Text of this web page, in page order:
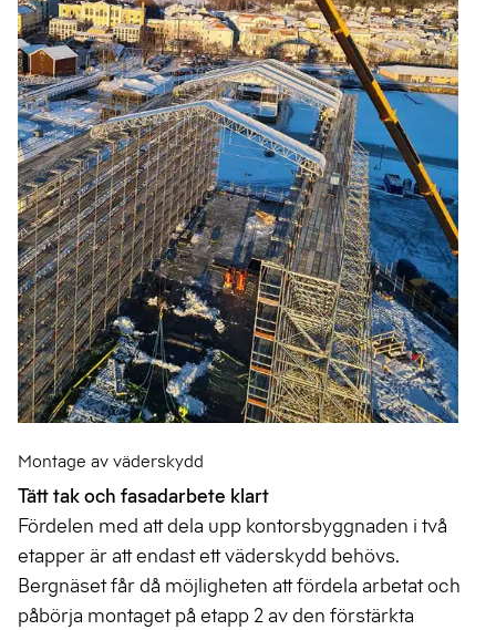
Montage av väderskydd
Tätt tak och fasadarbete klart
Fördelen med att dela upp kontorsbyggnaden i två
etapper är att endast ett väderskydd behövs.
Bergnäset får då möjligheten att fördela arbetat och
påbörja montaget på etapp 2 av den förstärkta